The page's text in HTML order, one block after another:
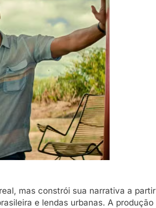
mas constrói sua narrativa a partir
e lendas urbanas. A produção
Nutrição e Movimento: cuidado
infantil
9 De Março De 2026